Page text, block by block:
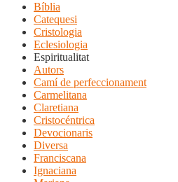
Bíblia
Catequesi
Cristologia
Eclesiologia
Espiritualitat
Autors
Camí de perfeccionament
Carmelitana
Claretiana
Cristocéntrica
Devocionaris
Diversa
Franciscana
Ignaciana